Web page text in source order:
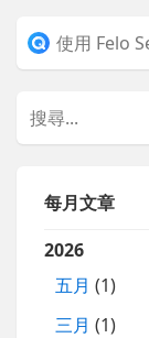
每月文章
2026
五月 (1)
三月 (1)